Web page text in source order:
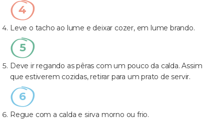
Leve o tacho ao lume e deixar cozer, em lume brando.
Deve ir regando as pêras com um pouco da calda. Assim
que estiverem cozidas, retirar para um prato de servir.
Regue com a calda e sirva morno ou frio.